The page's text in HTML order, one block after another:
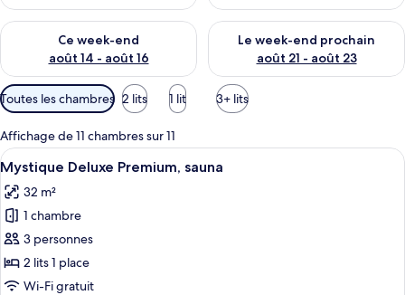
Ce week-end
août 14 - août 16
Vérifier la disponibilité pour ce week-end août 14 - août 16
Le week-end prochain
août 21 - août 23
Vérifier la disponibilité pour
Filtres
disponibles
pour
les
chambres
Toutes les chambres 2 lits 1 lit 3+ lits
Affichage de 11 chambres sur 11
Afficher
toutes
les
photos
pour
ce
type
Une chambre moderne avec un
10
Mystique Deluxe Premium, sauna
32 m²
1 chambre
3 personnes
2 lits 1 place
Wi-Fi gratuit